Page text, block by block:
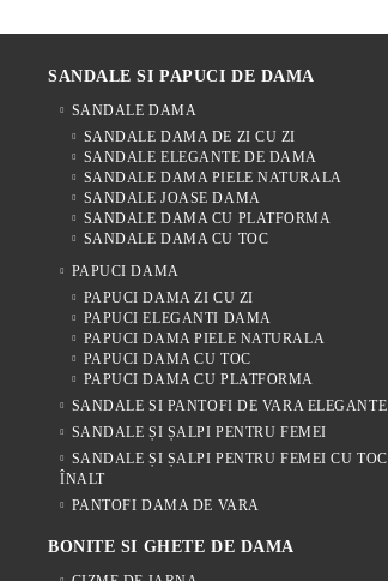
SANDALE SI PAPUCI DE DAMA
SANDALE DAMA
SANDALE DAMA DE ZI CU ZI
SANDALE ELEGANTE DE DAMA
SANDALE DAMA PIELE NATURALA
SANDALE JOASE DAMA
SANDALE DAMA CU PLATFORMA
SANDALE DAMA CU TOC
PAPUCI DAMA
PAPUCI DAMA ZI CU ZI
PAPUCI ELEGANTI DAMA
PAPUCI DAMA PIELE NATURALA
PAPUCI DAMA CU TOC
PAPUCI DAMA CU PLATFORMA
SANDALE SI PANTOFI DE VARA ELEGANTE
SANDALE ȘI ȘALPI PENTRU FEMEI
SANDALE ȘI ȘALPI PENTRU FEMEI CU TOC
ÎNALT
PANTOFI DAMA DE VARA
BONITE SI GHETE DE DAMA